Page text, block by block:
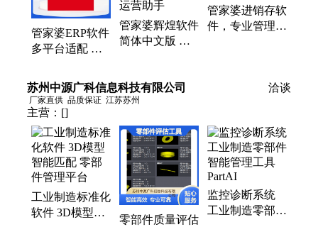
管家婆ERP软件
多平台适配 企
电子软件
管家婆辉煌软件
简体中文版 多
营助手
管家婆进销存软
件，专业管理工
苏州中源广科信息科技有限公司 洽谈
厂家直供 品质保证 江苏苏州
主营： []
工业制造标准化
软件 3D模型智
零部件质量评估
监控诊断系统
工业制造零部件